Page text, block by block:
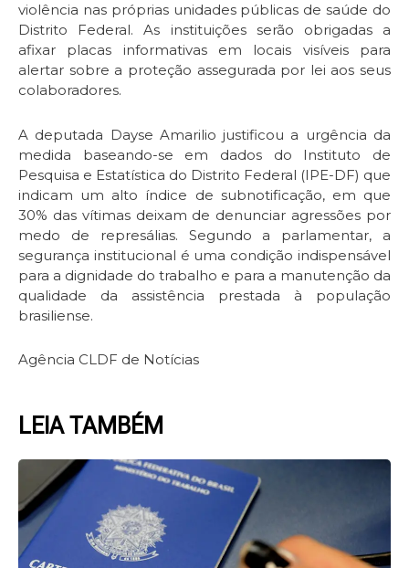
violência nas próprias unidades públicas de saúde do
Distrito Federal. As instituições serão obrigadas a
afixar placas informativas em locais visíveis para
alertar sobre a proteção assegurada por lei aos seus
colaboradores.
A deputada Dayse Amarilio justificou a urgência da
medida baseando-se em dados do Instituto de
Pesquisa e Estatística do Distrito Federal (IPE-DF) que
indicam um alto índice de subnotificação, em que
30% das vítimas deixam de denunciar agressões por
medo de represálias. Segundo a parlamentar, a
segurança institucional é uma condição indispensável
para a dignidade do trabalho e para a manutenção da
qualidade da assistência prestada à população
brasiliense.
Agência CLDF de Notícias
LEIA TAMBÉM
PagePage PagePagePage